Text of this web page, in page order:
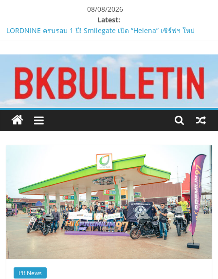
content
08/08/2026
Latest:
ห้ามพลาด! Smilegate เปิดตัว ‘เฮเลนา’ เซิร์ฟเวอร์ใหม่ของ
LORDNINE 29 ก.ค. นี้
พร้อมอาวุธเคียวและศึกกิลด์-PvP เดือดครึ่งปีหลัง 2026
Smilegate ฉลองครบรอบ 1 ปี “Lordnine”เปิดตัวเซิร์ฟใหม่ ‘Helena’
บูสต์ EXP กระฉูด 50% พร้อมแจกซัมมอนสูงสุด 1,111 ครั้ง!
LORDNINE จัดศึกคนดังสายเกม ไทย ปะทะ ฟิลิปปินส์ใน “Rise of the
Tenth Lord”
PIPPER STANDARD® เปิดตัวแชมพูอาบน้ำ และ โฟมอาบแห้งสัตว์
เลี้ยง
เสนอ
ข่าว
ครบ
ทุก
PR News